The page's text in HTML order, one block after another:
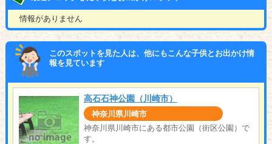
情報がありません
このスポットを見た人は、他にもこんな子供とお出かけ情
報を見ています
高石石神公園（川崎市）
神奈川県川崎市
神奈川県川崎市にある都市公園（街区公園）で
す。